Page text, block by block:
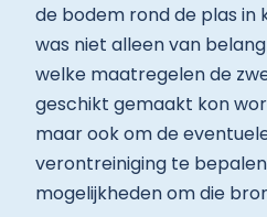
de bodem rond de plas in
was niet alleen van
welke maatregelen de
geschikt gemaakt kon
maar ook om de
verontreiniging te
mogelijkheden om die